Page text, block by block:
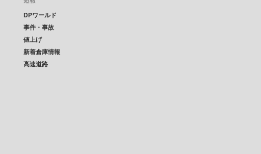
DPワールド
事件・事故
値上げ
新着倉庫情報
高速道路